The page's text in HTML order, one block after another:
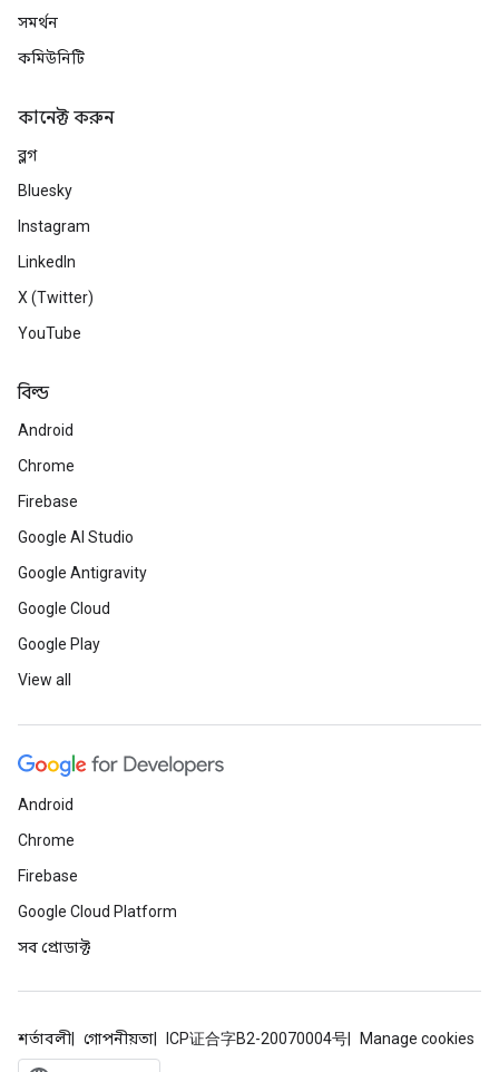
সমর্থন
কমিউনিটি
কানেক্ট করুন
ব্লগ
Bluesky
Instagram
LinkedIn
X (Twitter)
YouTube
বিল্ড
Android
Chrome
Firebase
Google AI Studio
Google Antigravity
Google Cloud
Google Play
View all
Android
Chrome
Firebase
Google Cloud Platform
সব প্রোডাক্ট
শর্তাবলী গোপনীয়তা ICP证合字B2-20070004号 Manage cookies